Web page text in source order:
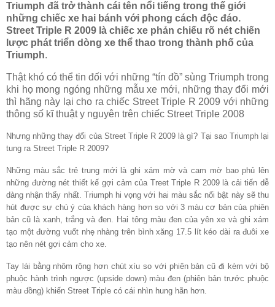
Triumph đã trở thành cái tên nổi tiếng trong thế giới
những chiếc xe hai bánh với phong cách độc đáo.
Street Triple R 2009 là chiếc xe phản chiếu rõ nét chiến
lược phát triển dòng xe thể thao trong thành phố của
Triumph.
Thật khó có thể tin đối với những “tín đồ” sùng Triumph trong
khi họ mong ngóng những mẫu xe mới, những thay đổi mới
thì hãng này lại cho ra chiếc Street Triple R 2009 với những
thông số kĩ thuật y nguyên trên chiếc Street Triple 2008
Nhưng những thay đổi của Street Triple R 2009 là gì? Tại sao Triumph lại
tung ra Street Triple R 2009?
Những màu sắc trẻ trung mới là ghi xám mờ và cam mờ bao phủ lên
những đường nét thiết kế gợi cảm của Treet Triple R 2009 là cải tiến dễ
dàng nhận thấy nhất. Triumph hi vọng với hai màu sắc nổi bật này sẽ thu
hút được sự chú ý của khách hàng hơn so với 3 màu cơ bản của phiên
bản cũ là xanh, trắng và đen. Hai tông màu đen của yên xe và ghi xám
tạo một đường vuốt nhẹ nhàng trên bình xăng 17.5 lít kéo dài ra đuôi xe
tạo nên nét gợi cảm cho xe.
Tay lái bằng nhôm rộng hơn chút xíu so với phiên bản cũ đi kèm với bộ
phuộc hành trình ngược (upside down) màu đen (phiên bản trước phuộc
màu đồng) khiến Street Triple có cái nhìn hung hãn hơn.